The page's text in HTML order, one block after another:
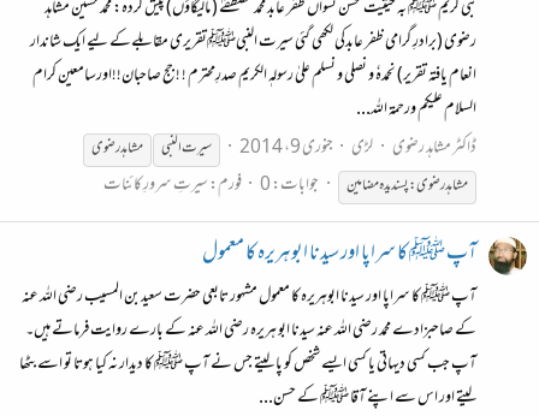
نبی کریم ﷺ بہ حیثیت محسن نسواں ظفر عابد محمد مصطفےٰ ( مالیگاؤں) پیش کردہ: محمد حسین مشاہد
رضوی (برادرِ گرامی ظفر عابدکی لکھی گئی سیرت النبیﷺتقریری مقابلےکے لیے ایک شاندار
انعام یافتہ تقریر) نحمدہٗ و نصلی و نسلم علیٰ رسولہٖ الکریم صدرِمحترم ! !جج صاحبان!!اورسامعین کرام
السلام علیکم ورحمۃ اللہ...
ڈاکٹر مشاہد رضوی
لڑی جنوری 9، 2014 سیرتالنبی
مشاہدرضوی
مشاہدرضوی:پسندیدہ مضامین
جوابات: 0 فورم:سیرتِ سرورِ کائنات
آپ ﷺ کا سراپا اور سیدنا ابوہریرہ کا معمول
آپ ﷺ کا سراپا اور سیدنا ابوہریرہ کا معمول مشہور تابعی حضرت سعید بن المسیب رضی اللہ عنہ
کے صاحبزادے محمد رضی اللہ عنہ سیدنا ابو ہریرہ رضی اللہ عنہ کے بارے روایت فرماتے ہیں۔
آپ جب کسی دیہاتی یا کسی ایسے شخص کو پا لیتے جس نے آپ ﷺ کا دیدار نہ کیا ہوتا تو اسے بٹھا
لیتے اور اس سے اپنے آقا ﷺ کے حسن...